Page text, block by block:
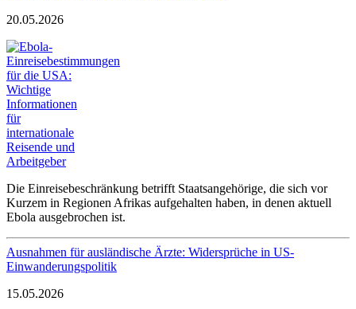
20.05.2026
Die Einreisebeschränkung betrifft Staatsangehörige, die sich vor
Kurzem in Regionen Afrikas aufgehalten haben, in denen aktuell
Ebola ausgebrochen ist.
Ausnahmen für ausländische Ärzte: Widersprüche in US-
Einwanderungspolitik
15.05.2026